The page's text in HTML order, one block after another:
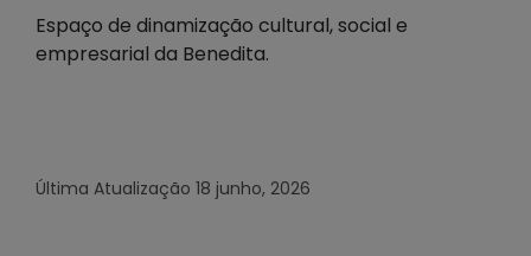
Espaço de dinamização cultural, social e
empresarial da Benedita.
Última Atualização 18 junho, 2026